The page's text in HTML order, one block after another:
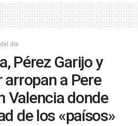
día
Pérez Garijo y
a Pere
Valencia donde
de los «paísos»